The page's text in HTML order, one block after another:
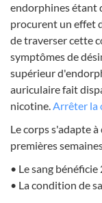
endorphines étant
procurent un effet
de traverser cette
symptômes de
supérieur
auriculaire fait
nicotine.Arrêter la
Le corps s'adapte
premières
• Le sang
• La condition de